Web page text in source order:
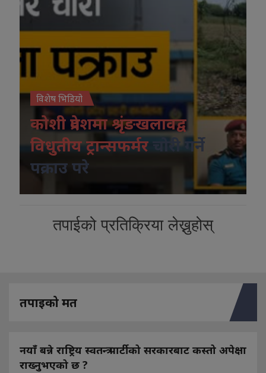
विशेष भिडियो
कोशी प्रदेशमा श्रृंङखलावद्व
विधुतीय ट्रान्सफर्मर
चोरी गर्ने
पक्राउ परे
तपाईको प्रतिक्रिया लेख्नुहोस्
तपाइको मत
नयाँ बन्ने राष्ट्रिय स्वतन्त्र पार्टीको सरकारबाट कस्तो अपेक्षा
राख्नुभएको छ ?